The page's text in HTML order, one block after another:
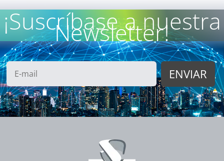
¡Suscríbase a nuestra
Newsletter!